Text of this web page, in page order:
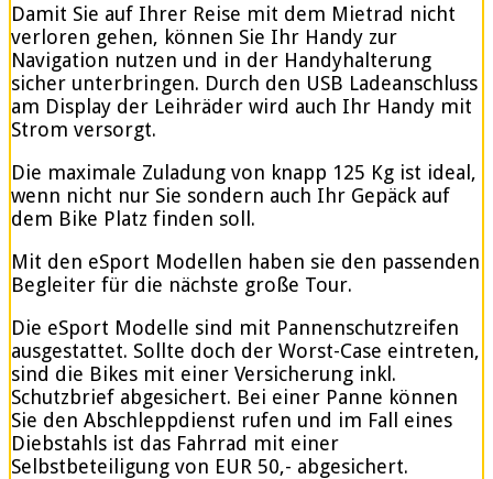
Damit Sie auf Ihrer Reise mit dem Mietrad nicht
verloren gehen, können Sie Ihr Handy zur
Navigation nutzen und in der Handyhalterung
sicher unterbringen. Durch den USB Ladeanschluss
am Display der Leihräder wird auch Ihr Handy mit
Strom versorgt.
Die maximale Zuladung von knapp 125 Kg ist ideal,
wenn nicht nur Sie sondern auch Ihr Gepäck auf
dem Bike Platz finden soll.
Mit den eSport Modellen haben sie den passenden
Begleiter für die nächste große Tour.
Die eSport Modelle sind mit Pannenschutzreifen
ausgestattet. Sollte doch der Worst-Case eintreten,
sind die Bikes mit einer Versicherung inkl.
Schutzbrief abgesichert. Bei einer Panne können
Sie den Abschleppdienst rufen und im Fall eines
Diebstahls ist das Fahrrad mit einer
Selbstbeteiligung von EUR 50,- abgesichert.